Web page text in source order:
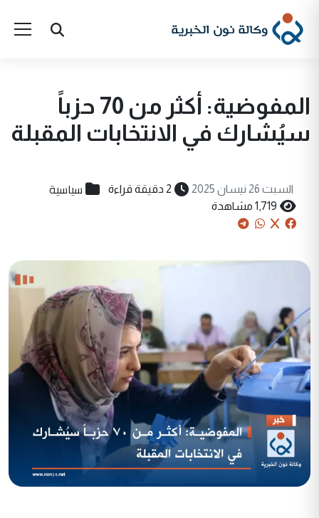
المفوضية: أكثر من 70 حزباً
سيُشارك في الانتخابات المقبلة
السبت 26 نيسان 2025 2 دقيقة قراءة سياسية
1,719 مشاهدة